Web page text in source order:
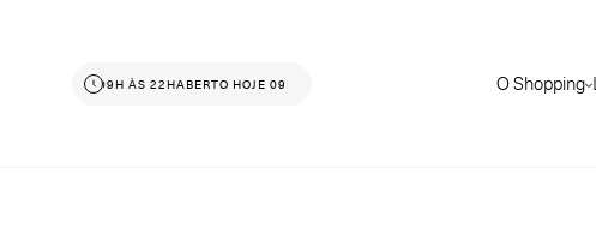
HOJE 09H ÀS 22HABERTO HOJE 09H ÀS 22H O Shopping